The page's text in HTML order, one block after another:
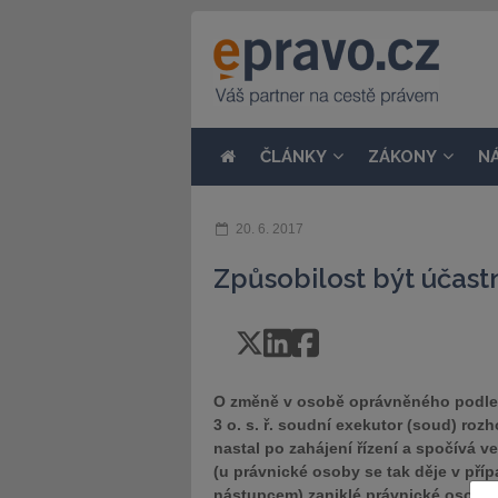
ČLÁNKY ZÁKONY
20. 6. 2017
Způsobilost být
O změně v osobě oprávněného
3 o. s. ř. soudní exekutor (soud)
nastal po zahájení řízení a spočívá
(u právnické osoby se tak děje v